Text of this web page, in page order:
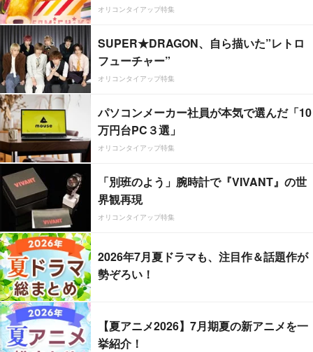
オリコンタイアップ特集
SUPER★DRAGON、自ら描いた”レトロ
フューチャー”
オリコンタイアップ特集
パソコンメーカー社員が本気で選んだ「10
万円台PC３選」
オリコンタイアップ特集
「別班のよう」腕時計で『VIVANT』の世
界観再現
オリコンタイアップ特集
2026年7月夏ドラマも、注目作＆話題作が
勢ぞろい！
【夏アニメ2026】7月期夏の新アニメを一
挙紹介！